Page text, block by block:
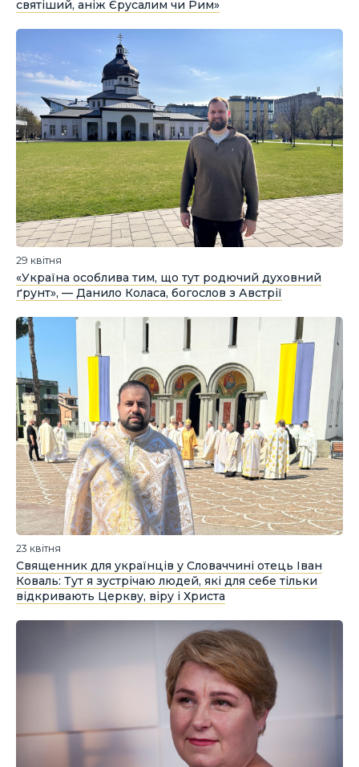
святіший, аніж Єрусалим чи Рим»
29 квітня
«Україна особлива тим, що тут родючий духовний
ґрунт», — Данило Коласа, богослов з Австрії
23 квітня
Священник для українців у Словаччині отець Іван
Коваль: Тут я зустрічаю людей, які для себе тільки
відкривають Церкву, віру і Христа